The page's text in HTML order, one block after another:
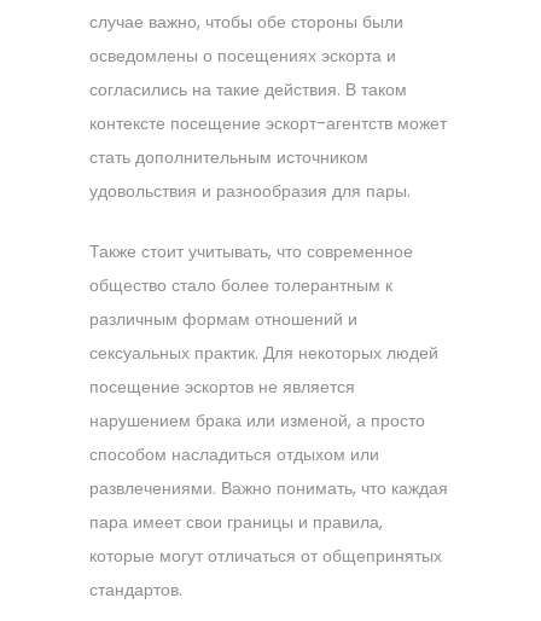
случае важно, чтобы обе стороны были
осведомлены о посещениях эскорта и
согласились на такие действия. В таком
контексте посещение эскорт-агентств может
стать дополнительным источником
удовольствия и разнообразия для пары.
Также стоит учитывать, что современное
общество стало более толерантным к
различным формам отношений и
сексуальных практик. Для некоторых людей
посещение эскортов не является
нарушением брака или изменой, а просто
способом насладиться отдыхом или
развлечениями. Важно понимать, что каждая
пара имеет свои границы и правила,
которые могут отличаться от общепринятых
стандартов.